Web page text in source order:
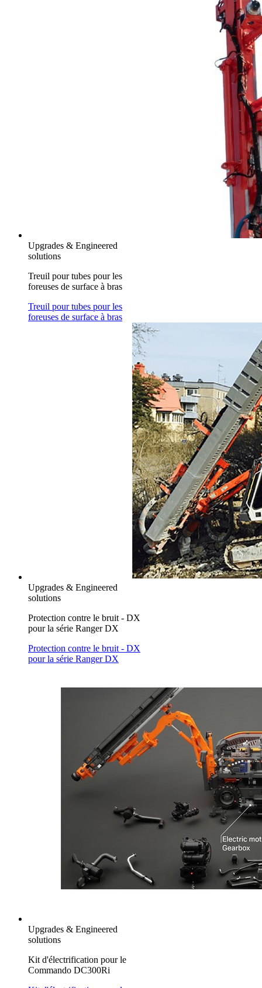
Upgrades & Engineered
solutions
Treuil pour tubes pour les
foreuses de surface à bras
Treuil pour tubes pour les
foreuses de surface à bras
Upgrades & Engineered
solutions
Protection contre le bruit - DX
pour la série Ranger DX
Protection contre le bruit - DX
pour la série Ranger DX
Upgrades & Engineered
solutions
Kit d'électrification pour le
Commando DC300Ri